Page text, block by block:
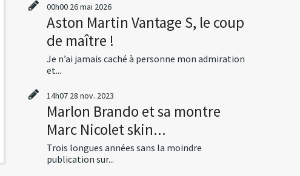
00h00 26mai 2026
Aston Martin Vantage S, le coup
de maître !
Je n’ai jamais caché à personne mon admiration
et...
14h07 28 nov. 2023
Marlon Brando et sa montre
Marc Nicolet skin...
Trois longues années sans la moindre
publication sur...